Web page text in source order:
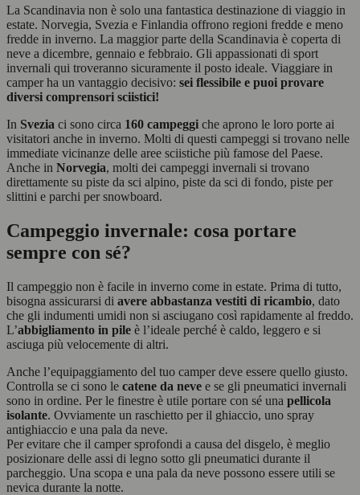
La Scandinavia non è solo una fantastica destinazione di viaggio in
estate. Norvegia, Svezia e Finlandia offrono regioni fredde e meno
fredde in inverno. La maggior parte della Scandinavia è coperta di
neve a dicembre, gennaio e febbraio. Gli appassionati di sport
invernali qui troveranno sicuramente il posto ideale. Viaggiare in
camper ha un vantaggio decisivo: sei flessibile e puoi provare
diversi comprensori sciistici!
In Svezia ci sono circa 160 campeggi che aprono le loro porte ai
visitatori anche in inverno. Molti di questi campeggi si trovano nelle
immediate vicinanze delle aree sciistiche più famose del Paese.
Anche in Norvegia, molti dei campeggi invernali si trovano
direttamente su piste da sci alpino, piste da sci di fondo, piste per
slittini e parchi per snowboard.
Campeggio invernale: cosa portare
sempre con sé?
Il campeggio non è facile in inverno come in estate. Prima di tutto,
bisogna assicurarsi di avere abbastanza vestiti di ricambio, dato
che gli indumenti umidi non si asciugano così rapidamente al freddo.
L’abbigliamento in pile è l’ideale perché è caldo, leggero e si
asciuga più velocemente di altri.
Anche l’equipaggiamento del tuo camper deve essere quello giusto.
Controlla se ci sono le catene da neve e se gli pneumatici invernali
sono in ordine. Per le finestre è utile portare con sé una pellicola
isolante. Ovviamente un raschietto per il ghiaccio, uno spray
antighiaccio e una pala da neve.
Per evitare che il camper sprofondi a causa del disgelo, è meglio
posizionare delle assi di legno sotto gli pneumatici durante il
parcheggio. Una scopa e una pala da neve possono essere utili se
nevica durante la notte.